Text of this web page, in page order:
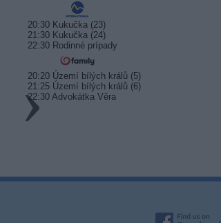
20:30 Kukučka (23)
21:30 Kukučka (24)
22:30 Rodinné prípady
20:20 Území bílých králů (5)
21:25 Území bílých králů (6)
22:30 Advokátka Věra